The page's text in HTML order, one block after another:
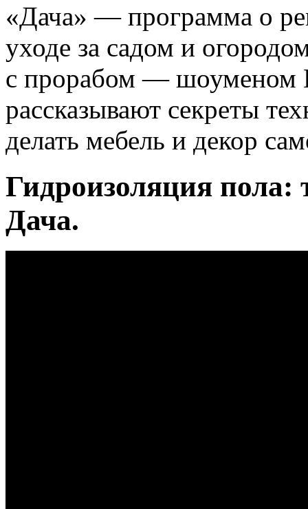
«Дача» — программа о
уходе за садом и
с прорабом —
рассказывают секреты
делать мебель и декор
Гидроизоляция пола:
Дача.